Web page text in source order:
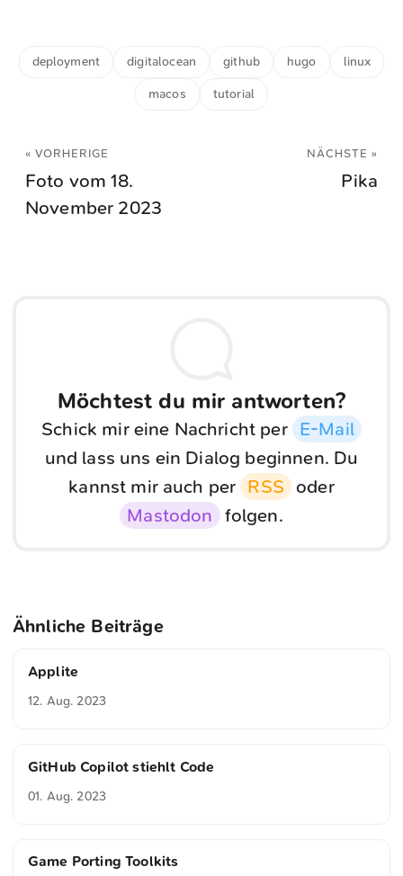
deployment digitalocean github hugo linux
macos tutorial
« VORHERIGE
Foto vom 18.
November 2023
NÄCHSTE »
Pika
Möchtest du mir antworten?
Schick mir eine Nachricht per E-Mail
und lass uns ein Dialog beginnen. Du
kannst mir auch per RSS oder
Mastodon folgen.
Ähnliche Beiträge
Applite
12. Aug. 2023
GitHub Copilot stiehlt Code
01. Aug. 2023
Game Porting Toolkits